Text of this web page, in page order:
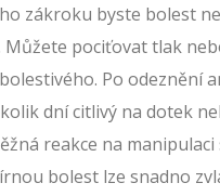
zákroku byste bolest
Můžete pociťovat tlak
Po odeznění
dní citlivý na dotek
reakce na manipulaci
bolest lze snadno